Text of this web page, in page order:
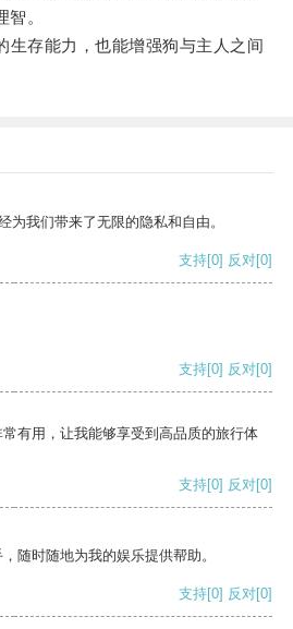
。
存能力，也能增强狗与主人之间
为我们带来了无限的隐私和自由。
支持[0] 反对[0]
支持[0] 反对[0]
有用，让我能够享受到高品质的旅行体
支持[0] 反对[0]
随时随地为我的娱乐提供帮助。
支持[0] 反对[0]